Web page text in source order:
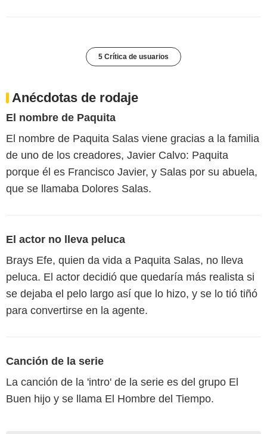
5 Crítica de usuarios
Anécdotas de rodaje
El nombre de Paquita
El nombre de Paquita Salas viene gracias a la familia
de uno de los creadores, Javier Calvo: Paquita
porque él es Francisco Javier, y Salas por su abuela,
que se llamaba Dolores Salas.
El actor no lleva peluca
Brays Efe, quien da vida a Paquita Salas, no lleva
peluca. El actor decidió que quedaría más realista si
se dejaba el pelo largo así que lo hizo, y se lo tió tiñó
para convertirse en la agente.
Canción de la serie
La canción de la 'intro' de la serie es del grupo El
Buen hijo y se llama El Hombre del Tiempo.